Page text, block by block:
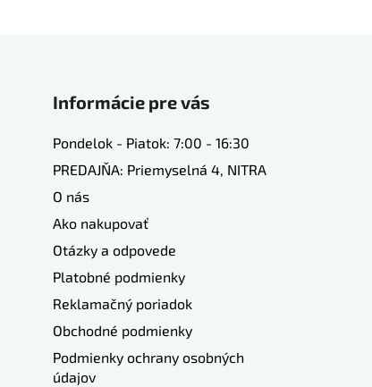
Informácie pre vás
Pondelok - Piatok: 7:00 - 16:30
PREDAJŇA: Priemyselná 4, NITRA
O nás
Ako nakupovať
Otázky a odpovede
Platobné podmienky
Reklamačný poriadok
Obchodné podmienky
Podmienky ochrany osobných
údajov